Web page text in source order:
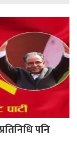
पनि